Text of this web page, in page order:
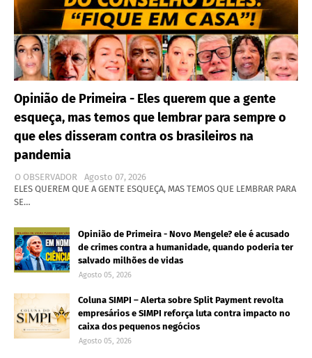
Opinião de Primeira - Eles querem que a gente
esqueça, mas temos que lembrar para sempre o
que eles disseram contra os brasileiros na
pandemia
O OBSERVADOR
Agosto 07, 2026
ELES QUEREM QUE A GENTE ESQUEÇA, MAS TEMOS QUE LEMBRAR PARA
SE…
Opinião de Primeira - Novo Mengele? ele é acusado
de crimes contra a humanidade, quando poderia ter
salvado milhões de vidas
Agosto 05, 2026
Coluna SIMPI – Alerta sobre Split Payment revolta
empresários e SIMPI reforça luta contra impacto no
caixa dos pequenos negócios
Agosto 05, 2026